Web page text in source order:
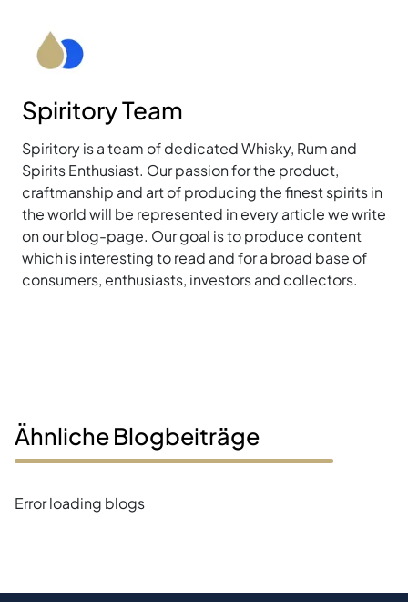
Spiritory Team
Spiritory is a team of dedicated Whisky, Rum and
Spirits Enthusiast. Our passion for the product,
craftmanship and art of producing the finest spirits in
the world will be represented in every article we write
on our blog-page. Our goal is to produce content
which is interesting to read and for a broad base of
consumers, enthusiasts, investors and collectors.
Ähnliche Blogbeiträge
Error loading blogs